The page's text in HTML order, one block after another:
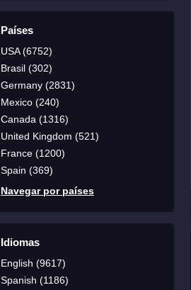
Países
USA (6752)
Brasil (302)
Germany (2831)
Mexico (240)
Canada (1316)
United Kingdom (521)
France (1200)
Spain (369)
Navegar por países
Idiomas
English (9617)
Spanish (1186)